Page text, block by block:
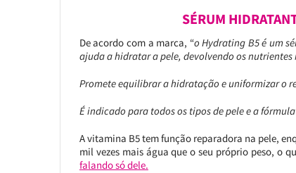
SÉRUM
De acordo com a marca, “o Hydrating B5 é um
ajuda a hidratar a pele, devolvendo os
Promete equilibrar a hidratação e uniformizar o
É indicado para todos os tipos de pele e a
A vitamina B5 tem função reparadora na pele,
mil vezes mais água que o seu próprio peso, o
falando só dele.